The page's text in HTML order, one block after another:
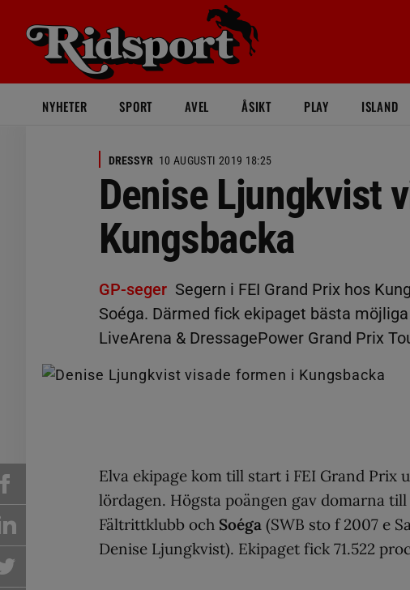
NYHETER SPORT AVEL ÅSIKT PLAY ISLAND
DRESSYR 10 AUGUSTI 2019 18:25
Denise Ljungkvist
Kungsbacka
GP-seger Segern i FEI Grand Prix hos
Soéga. Därmed fick ekipaget bästa
LiveArena & DressagePower Grand Prix
Elva ekipage kom till start i FEI Grand Prix
lördagen. Högsta poängen gav domarna till
Fältrittklubb och Soéga (SWB sto f 2007 e
Denise Ljungkvist). Ekipaget fick 71.522